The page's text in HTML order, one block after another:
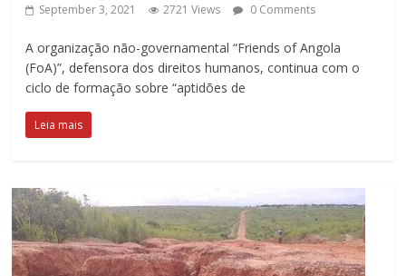
September 3, 2021 2721 Views 0 Comments
A organização não-governamental “Friends of Angola
(FoA)”, defensora dos direitos humanos, continua com o
ciclo de formação sobre “aptidões de
Leia mais